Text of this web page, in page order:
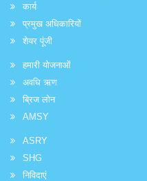
कार्य
प्रमुख अधिकारियों
शेयर पूंजी
हमारी योजनाओं
अवधि ऋण
ब्रिज लोन
AMSY
ASRY
SHG
निविदाएं